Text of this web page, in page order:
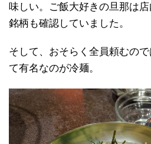
味しい。ご飯大好きの旦那は
銘柄も確認していました。
そして、おそらく全員頼むの
て有名なのが冷麺。